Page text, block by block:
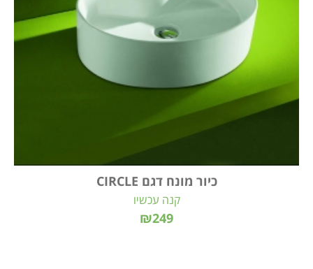
כיור מונח דגם CIRCLE
₪249
קנה עכשיו